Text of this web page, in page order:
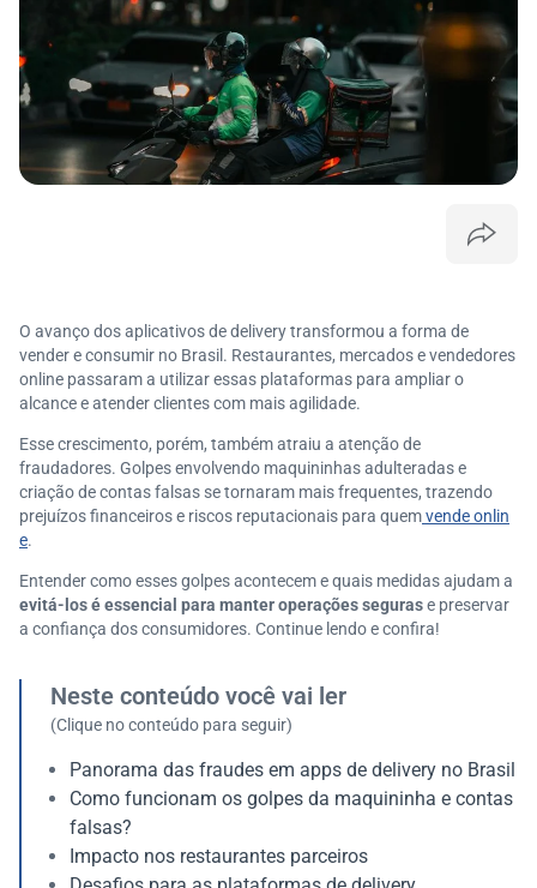
O avanço dos aplicativos de delivery transformou a forma de
vender e consumir no Brasil. Restaurantes, mercados e vendedores
online passaram a utilizar essas plataformas para ampliar o
alcance e atender clientes com mais agilidade.
Esse crescimento, porém, também atraiu a atenção de
fraudadores. Golpes envolvendo maquininhas adulteradas e
criação de contas falsas se tornaram mais frequentes, trazendo
prejuízos financeiros e riscos reputacionais para quemvende onlin
e.
Entender como esses golpes acontecem e quais medidas ajudam a
evitá-los é essencial para manter operações segurase preservar
a confiança dos consumidores. Continue lendo e confira!
Neste conteúdo você vai ler
(Clique no conteúdo para seguir)
Panorama das fraudes em apps de delivery no Brasil
Como funcionam os golpes da maquininha e contas
falsas?
Impacto nos restaurantes parceiros